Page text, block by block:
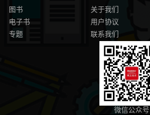
图书
电子书
专题
关于我们
用户协议
联系我们
微信公众号